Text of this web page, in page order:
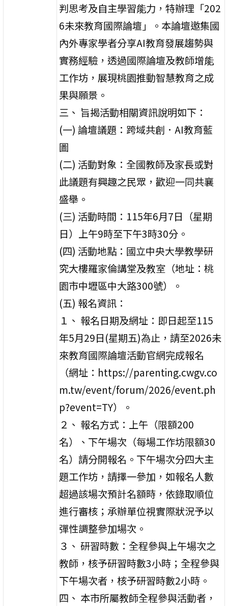
判思考及自主學習能力，特辦理「202
6未來教育國際論壇」。本論壇邀集國
內外專家學者分享AI教育發展趨勢與
實務經驗，透過國際論壇及教師增能
工作坊，展現桃園推動智慧教育之成
果與願景。
三、 旨揭活動相關資訊說明如下：
(一) 論壇議題：跨域共創．AI教育藍
圖
(二) 活動對象：全國教師及家長或對
此議題有興趣之民眾，歡迎一同共襄
盛舉。
(三) 活動時間：115年6月7日（星期
日）上午9時至下午3時30分。
(四) 活動地點：國立中央大學教學研
究大樓羅家倫講堂及教室（地址：桃
園市中壢區中大路300號）。
(五) 報名資訊：
１、 報名日期及網址：即日起至115
年5月29日(星期五)為止，請至2026未
來教育國際論壇活動官網完成報名
（網址：https://parenting.cwgv.co
m.tw/event/forum/2026/event.ph
p?event=TY）。
２、 報名方式：上午（限額200
名）、下午場次（每場工作坊限額30
名）請分開報名。下午場次分四大主
題工作坊，請擇一參加，如報名人數
超過該場次預計名額時，依錄取順位
進行審核；承辦單位視實際狀況予以
彈性調整參加場次。
３、 研習時數：全程參與上午場次之
教師，核予研習時數3小時；全程參與
下午場次者，核予研習時數2小時。
四、 本市所屬教師全程參與活動者，